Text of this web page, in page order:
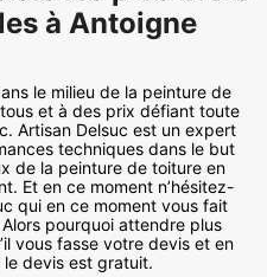
à Antoigne
le milieu de la peinture de
et à des prix défiant toute
Artisan Delsuc est un expert
techniques dans le but
de la peinture de toiture en
Et en ce moment n’hésitez-
qui en ce moment vous fait
pourquoi attendre plus
vous fasse votre devis et en
devis est gratuit.